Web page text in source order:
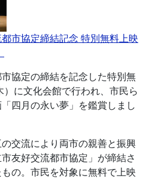
市協定締結記念 特別無料上映
協定の締結を記念した特別無
に文化会館で行われ、市民ら
四月の永い夢」を鑑賞しまし
交流により両市の親善と振興
友好交流都市協定」が締結さ
の。市民を対象に無料で上映